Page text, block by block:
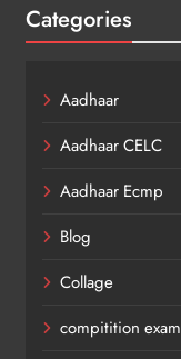
Categories
Aadhaar
Aadhaar CELC
Aadhaar Ecmp
Blog
Collage
compitition exam